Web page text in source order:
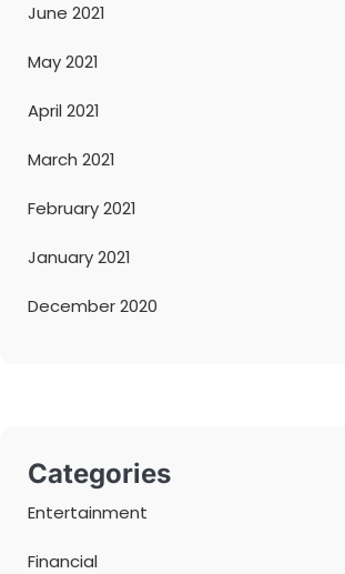
June 2021
May 2021
April 2021
March 2021
February 2021
January 2021
December 2020
Categories
Entertainment
Financial